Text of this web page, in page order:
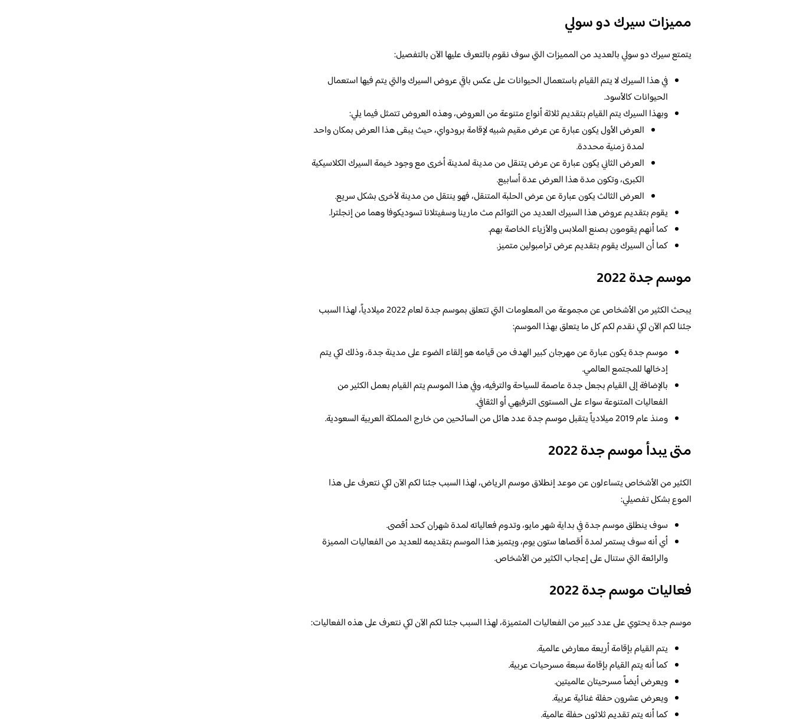
مميزات سيرك دو سولي
يتمتع سيرك دو سولي بالعديد من المميزات التي سوف نقوم بالتعرف عليها الآن بالتفصيل:
في هذا السيرك لا يتم القيام باستعمال الحيوانات على عكس باقي عروض السيرك والتي يتم فيها استعمال
الحيوانات كالأسود.
وبهذا السيرك يتم القيام بتقديم ثلاثة أنواع متنوعة من العروض، وهذه العروض تتمثل فيما يلي:
العرض الأول يكون عبارة عن عرض مقيم شبيه لإقامة برودواي، حيث يبقى هذا العرض بمكان واحد
لمدة زمنية محددة.
العرض الثاني يكون عبارة عن عرض يتنقل من مدينة لمدينة أخرى مع وجود خيمة السيرك الكلاسيكية
الكبرى، وتكون مدة هذا العرض عدة أسابيع.
العرض الثالث يكون عبارة عن عرض الحلبة المتنقل، فهو ينتقل من مدينة لأخرى بشكل سريع.
يقوم بتقديم عروض هذا السيرك العديد من التوائم مث مارينا وسفيتلانا تسوديكوفا وهما من إنجلترا.
كما أنهم يقومون بصنع الملابس والأزياء الخاصة بهم.
كما أن السيرك يقوم بتقديم عرض ترامبولين متميز.
موسم جدة 2022
يبحث الكثير من الأشخاص عن مجموعة من المعلومات التي تتعلق بموسم جدة لعام 2022 ميلادياً، لهذا السبب
جئنا لكم الآن لكي نقدم لكم كل ما يتعلق بهذا الموسم:
موسم جدة يكون عبارة عن مهرجان كبير الهدف من قيامه هو إلقاء الضوء على مدينة جدة، وذلك لكي يتم
إدخالها للمجتمع العالمي.
بالإضافة إلى القيام بجعل جدة عاصمة للسياحة والترفيه، وفي هذا الموسم يتم القيام بعمل الكثير من
الفعاليات المتنوعة سواء على المستوى الترفيهي أو الثقافي.
ومنذ عام 2019 ميلادياً يتقبل موسم جدة عدد هائل من السائحين من خارج المملكة العربية السعودية.
متى يبدأ موسم جدة 2022
الكثير من الأشخاص يتساءلون عن موعد إنطلاق موسم الرياض، لهذا السبب جئنا لكم الآن لكي نتعرف على هذا
الموع بشكل تفصيلي:
سوف ينطلق موسم جدة في بداية شهر مايو، وتدوم فعالياته لمدة شهران كحد أقصى.
أي أنه سوف يستمر لمدة أقصاها ستون يوم، ويتميز هذا الموسم بتقديمه للعديد من الفعاليات المميزة
والرائعة التي ستنال على إعجاب الكثير من الأشخاص.
فعاليات موسم جدة 2022
موسم جدة يحتوي على عدد كبير من الفعاليات المتميزة، لهذا السبب جئنا لكم الآن لكي نتعرف على هذه الفعاليات:
يتم القيام بإقامة أربعة معارض عالمية.
كما أنه يتم القيام بإقامة سبعة مسرحيات عربية.
ويعرض أيضاً مسرحيتان عالميتين.
ويعرض عشرون حفلة غنائية عربية.
كما أنه يتم تقديم ثلاثون حفلة عالمية.